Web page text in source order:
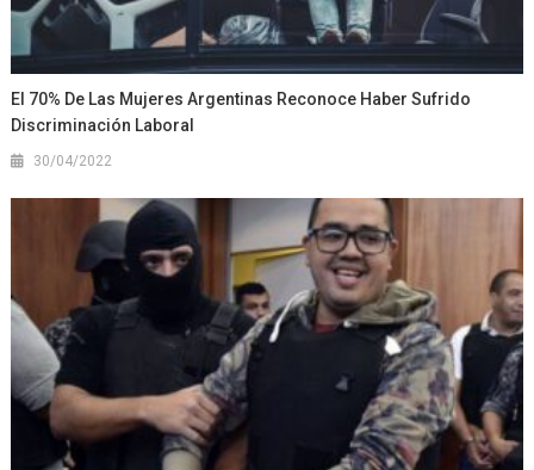
El 70% De Las Mujeres Argentinas Reconoce Haber Sufrido
Discriminación Laboral
30/04/2022